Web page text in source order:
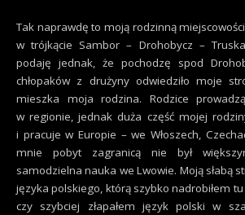
Tak naprawdę to moją rodzinną
w trójkącie Sambor – Drohobycz –
podaję jednak, że pochodzę spod
chłopaków z drużyny odwiedziło moje
mieszka moja rodzina. Rodzice
w regionie, jednak duża część mojej
i pracuje w Europie – we Włoszech,
mnie pobyt zagranicą nie był
samodzielna nauka we Lwowie. Moją słabą
języka polskiego, którą szybko nadrobiłem
czy szybciej złapałem język polski w